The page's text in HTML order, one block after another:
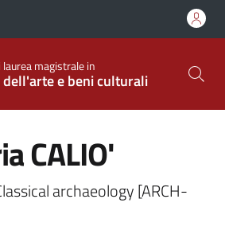
laurea magistrale in
e beni culturali
CALIO'
archaeology [ARCH-